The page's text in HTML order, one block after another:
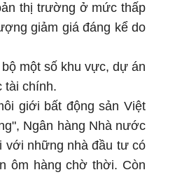
thị trường ở mức thấp
giảm giá đáng kể do
một số khu vực, dự án
tài chính.
giới bất động sản Việt
Ngân hàng Nhà nước
với những nhà đầu tư có
ôm hàng chờ thời. Còn